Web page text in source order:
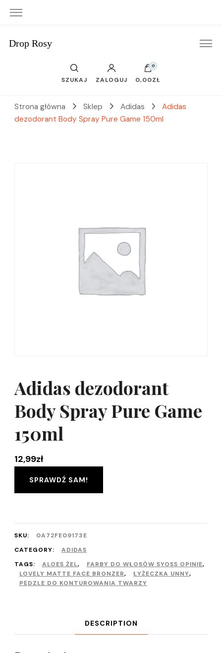
Drop Rosy
SZUKAJ ZALOGUJ
0
0,00ZŁ
Strona główna Sklep Adidas
Adidas
dezodorant Body Spray Pure Game 150ml
Adidas dezodorant
Body Spray Pure Game
150ml
12,99zł
SPRAWDŹ SAM!
SKU:
0A72FE09173E
CATEGORY:
ADIDAS
TAGS:
ALOES ŻEL, FARBY DO WŁOSÓW SYOSS OPINIE,
LOVELY MATTE FACE BRONZER, ŁYŻECZKA UNNY,
PĘDZLE DO KONTUROWANIA TWARZY
DESCRIPTION